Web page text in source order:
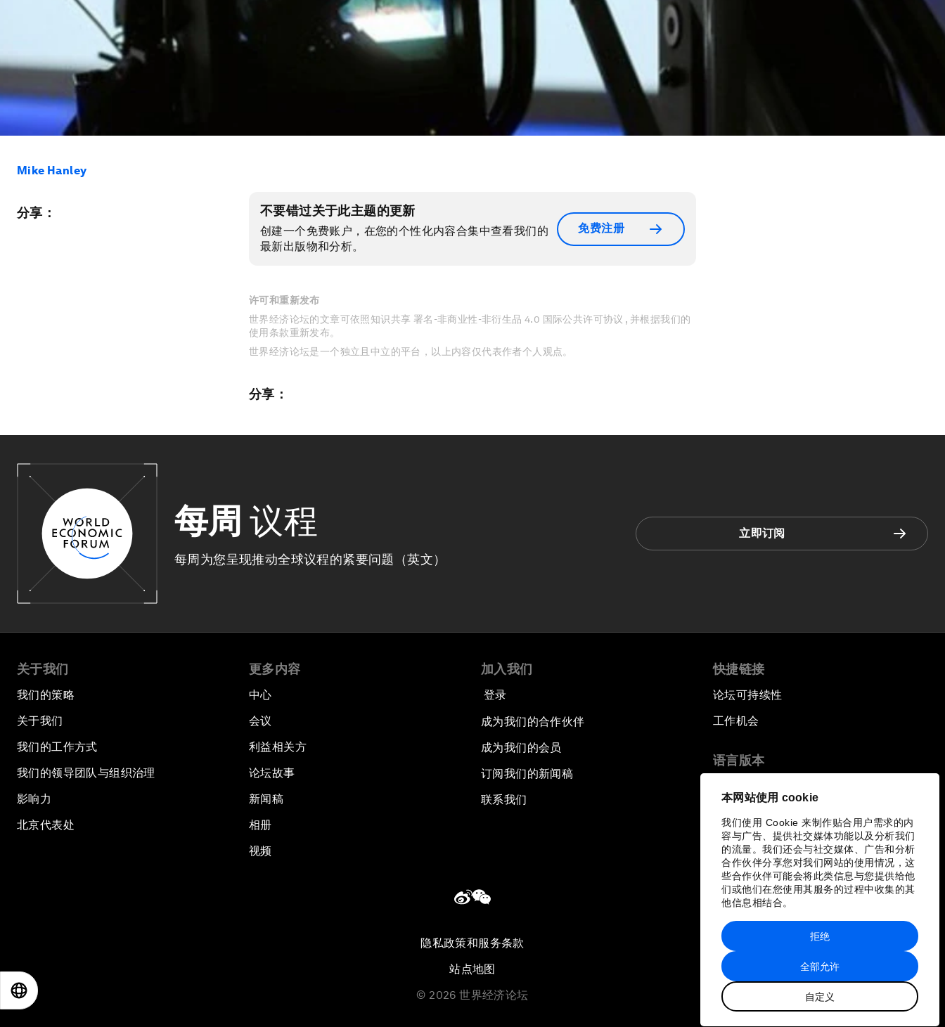
本网站使用 cookie
我们使用 Cookie 来制作贴合用户需求的内
容与广告、提供社交媒体功能以及分析我们
的流量。我们还会与社交媒体、广告和分析
合作伙伴分享您对我们网站的使用情况，这
些合作伙伴可能会将此类信息与您提供给他
们或他们在您使用其服务的过程中收集的其
他信息相结合。
全部允许
自定义
拒绝
Mike Hanley
分享： 不要错过关于此主题的更新
创建一个免费账户，在您的个性化内容合集中查看我们的
最新出版物和分析。
免费注册
许可和重新发布
世界经济论坛的文章可依照知识共享 署名-非商业性-非衍生品 4.0 国际公共许可协议 , 并根据我们的
使用条款重新发布。
世界经济论坛是一个独立且中立的平台，以上内容仅代表作者个人观点。
分享：
每周 议程
每周为您呈现推动全球议程的紧要问题（英文）
立即订阅
关于我们
我们的策略
关于我们
我们的工作方式
我们的领导团队与组织治理
影响力
北京代表处
更多内容
中心
会议
利益相关方
论坛故事
新闻稿
相册
视频
加入我们
登录
成为我们的合作伙伴
成为我们的会员
订阅我们的新闻稿
联系我们
快捷链接
论坛可持续性
工作机会
语言版本
隐私政策和服务条款
站点地图
© 2026 世界经济论坛